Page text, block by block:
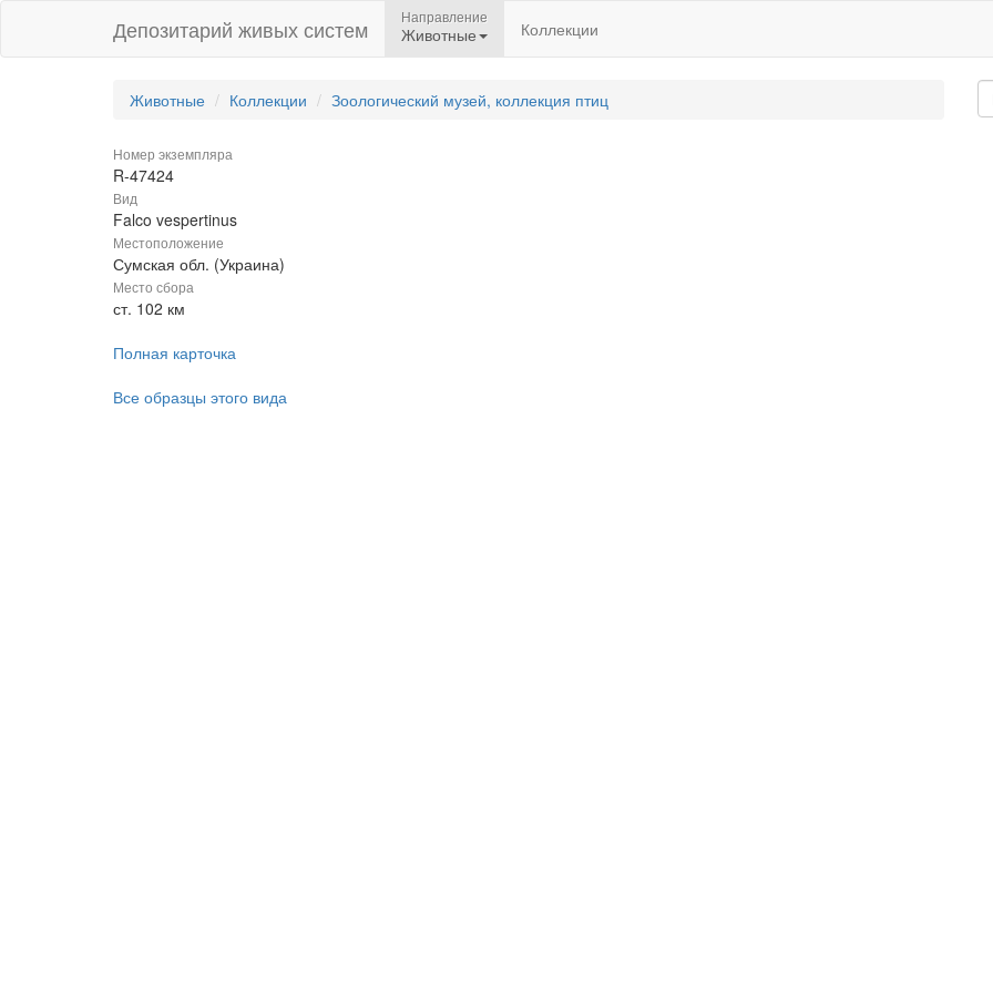
Депозитарий живых систем Направление
Животные Коллекции
Животные Коллекции Зоологический музей, коллекция птиц
Номер экземпляра
R-47424
Вид
Falco vespertinus
Местоположение
Сумская обл. (Украина)
Место сбора
ст. 102 км
Полная карточка
Все образцы этого вида